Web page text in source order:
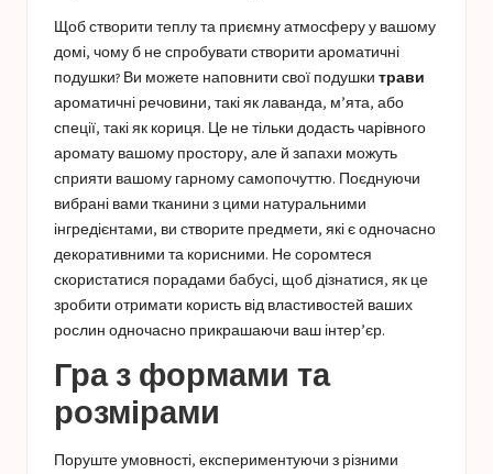
Щоб створити теплу та приємну атмосферу у вашому
домі, чому б не спробувати створити ароматичні
подушки? Ви можете наповнити свої подушки трави
ароматичні речовини, такі як лаванда, м’ята, або
спеції, такі як кориця. Це не тільки додасть чарівного
аромату вашому простору, але й запахи можуть
сприяти вашому гарному самопочуттю. Поєднуючи
вибрані вами тканини з цими натуральними
інгредієнтами, ви створите предмети, які є одночасно
декоративними та корисними. Не соромтеся
скористатися порадами бабусі, щоб дізнатися, як це
зробити отримати користь від властивостей ваших
рослин одночасно прикрашаючи ваш інтер’єр.
Гра з формами та
розмірами
Поруште умовності, експериментуючи з різними